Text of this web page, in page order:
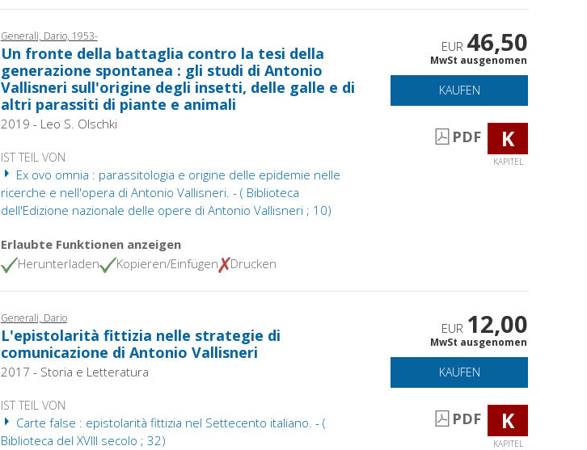
Generali, Dario, 1953-
Un fronte della battaglia contro la tesi della
generazione spontanea : gli studi di Antonio
Vallisneri sull'origine degli insetti, delle galle e di
altri parassiti di piante e animali
2019 - Leo S. Olschki
IST TEIL VON
Ex ovo omnia : parassitologia e origine delle epidemie nelle
ricerche e nell'opera di Antonio Vallisneri. - ( Biblioteca
dell'Edizione nazionale delle opere di Antonio Vallisneri ; 10)
Erlaubte Funktionen anzeigen
Herunterladen
Kopieren/Einfügen Drucken
EUR 46,50
MwSt ausgenomen
KAUFEN
PDF K
KAPITEL
Generali, Dario
L'epistolarità fittizia nelle strategie di
comunicazione di Antonio Vallisneri
2017 - Storia e Letteratura
IST TEIL VON
Carte false : epistolarità fittizia nel Settecento italiano. - (
Biblioteca del XVIII secolo ; 32)
EUR 12,00
MwSt ausgenomen
KAUFEN
PDF K
KAPITEL